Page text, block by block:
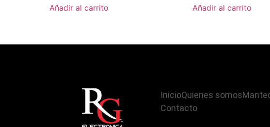
Añadir al carrito Añadir al carrito
InicioQuienes somos
Contacto